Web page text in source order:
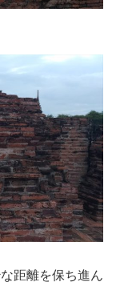
距離を保ち進ん